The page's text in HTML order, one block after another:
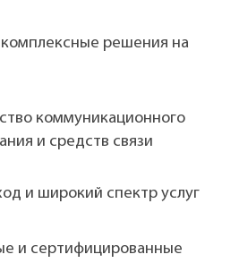
решения на
коммуникационного
и средств связи
и широкий спектр услуг
и сертифицированные